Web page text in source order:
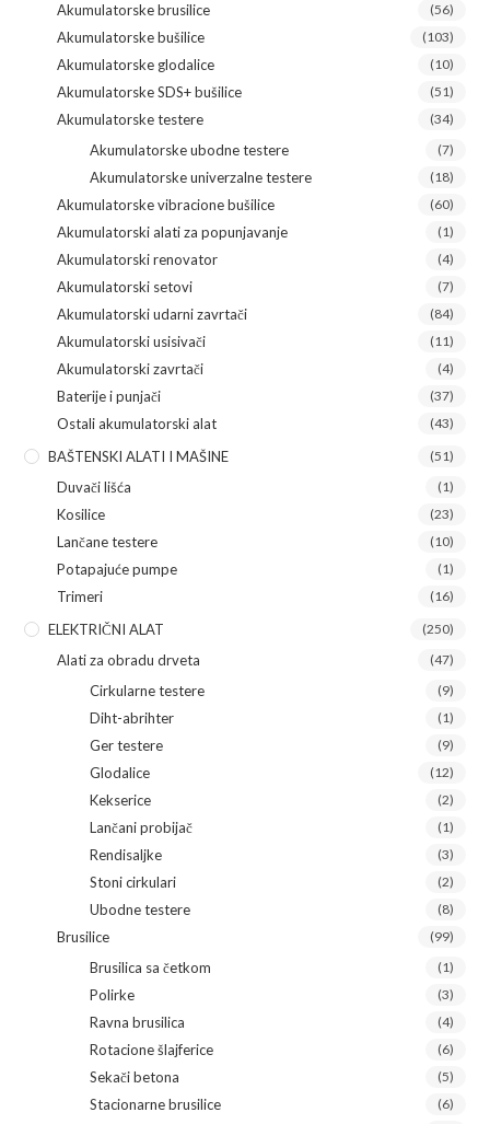
Akumulatorske brusilice (56)
Akumulatorske bušilice (103)
Akumulatorske glodalice (10)
Akumulatorske SDS+ bušilice (51)
Akumulatorske testere (34)
Akumulatorske ubodne testere (7)
Akumulatorske univerzalne testere (18)
Akumulatorske vibracione bušilice (60)
Akumulatorski alati za popunjavanje (1)
Akumulatorski renovator (4)
Akumulatorski setovi (7)
Akumulatorski udarni zavrtači (84)
Akumulatorski usisivači (11)
Akumulatorski zavrtači (4)
Baterije i punjači (37)
Ostali akumulatorski alat (43)
BAŠTENSKI ALATI I MAŠINE (51)
Duvači lišća (1)
Kosilice (23)
Lančane testere (10)
Potapajuće pumpe (1)
Trimeri (16)
ELEKTRIČNI ALAT (250)
Alati za obradu drveta (47)
Cirkularne testere (9)
Diht-abrihter (1)
Ger testere (9)
Glodalice (12)
Kekserice (2)
Lančani probijač (1)
Rendisaljke (3)
Stoni cirkulari (2)
Ubodne testere (8)
Brusilice (99)
Brusilica sa četkom (1)
Polirke (3)
Ravna brusilica (4)
Rotacione šlajferice (6)
Sekači betona (5)
Stacionarne brusilice (6)